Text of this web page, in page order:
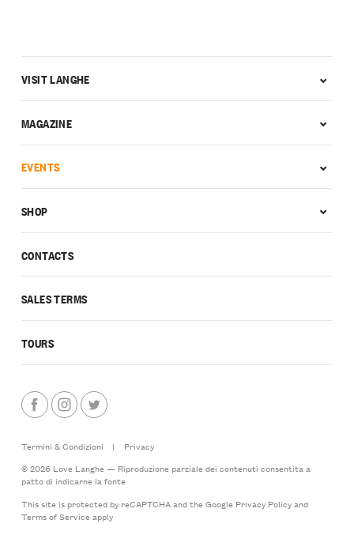
CONTACTS
SALES TERMS
TOURS
VISIT LANGHE
MAGAZINE
EVENTS
SHOP
Termini & Condizioni |
Privacy
© 2026 Love Langhe — Riproduzione parziale dei contenuti consentita a
patto di indicarne la fonte
This site is protected by reCAPTCHA and the Google Privacy Policyand
Terms of Serviceapply